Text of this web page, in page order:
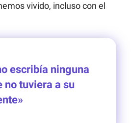
vivido, incluso con el
escribía ninguna
no tuviera a su